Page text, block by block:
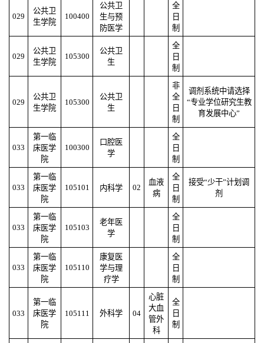
029
公共卫
生学院
100400
公共卫
生与预
防医学
全
日
制
029
公共卫
生学院
105300
公共卫
生
全
日
制
029
公共卫
生学院
105300
公共卫
生
非
全
日
制
调剂系统中请选择
“专业学位研究生教
育发展中心”
033
第一临
床医学
院
100300
口腔医
学
全
日
制
033
第一临
床医学
院
105101 内科学 02
血液
病
全
日
制
接受“少干”计划调
剂
033
第一临
床医学
院
105103
老年医
学
全
日
制
033
第一临
床医学
院
105110
康复医
学与理
疗学
全
日
制
033
第一临
床医学
院
105111 外科学 04
心脏
大血
管外
科
全
日
制